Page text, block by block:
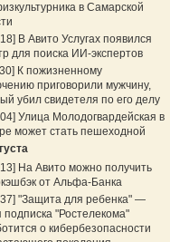
в Самарской
В Авито Услугах появился
для поиска ИИ-экспертов
К пожизненному
приговорили мужчину,
убил свидетеля по его делу
Улица Молодогвардейская в
может стать пешеходной
На Авито можно получить
от Альфа-Банка
"Защита для ребенка" —
подписка "Ростелекома"
о кибербезопасности